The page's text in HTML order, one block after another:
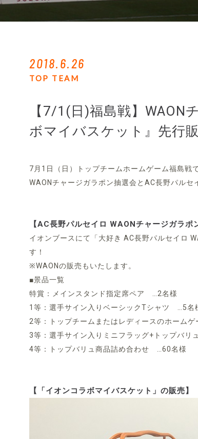
2018.6.26
TOP TEAM
【7/1(日)福島戦】WAON
ボマイバスケット』先行
7月1日（日）トップチームホームゲーム福島戦
WAONチャージガラポン抽選会とAC長野パルセ
【AC長野パルセイロ WAONチャージガラポ
イオンブースにて「大好き AC長野パルセイロ
す！
※WAONの販売もいたします。
■景品一覧
特賞：メインスタンド指定席ペア …2名様
1等：選手サイン入りベーシックTシャツ …5名
2等：トップチームまたはレディースのホーム
3等：選手サイン入りミニフラッグ+トップバ
4等：トップバリュ商品詰め合わせ …60名様
【「イオンコラボマイバスケット」の販売】